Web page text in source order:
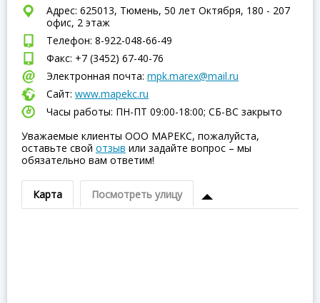
Адрес: 625013, Тюмень, 50 лет Октября, 180 - 207
офис, 2 этаж
Телефон: 8-922-048-66-49
Факс: +7 (3452) 67-40-76
Электронная почта: mpk.marex@mail.ru
Сайт: www.mapekc.ru
Часы работы: ПН-ПТ 09:00-18:00; СБ-ВC закрыто
Уважаемые клиенты ООО МАРЕКС, пожалуйста,
оставьте свой отзыв или задайте вопрос – мы
обязательно вам ответим!
Карта Посмотреть улицу